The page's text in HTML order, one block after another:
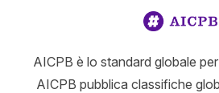
AICPB è lo standard globale
AICPB pubblica classifiche